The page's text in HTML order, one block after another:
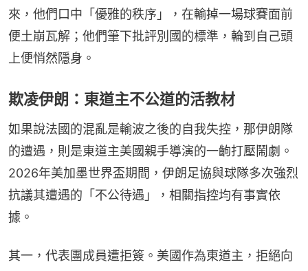
來，他們口中「優雅的秩序」，在輸掉一場球賽面前
便土崩瓦解；他們筆下批評別國的標準，輪到自己頭
上便悄然隱身。
欺凌伊朗：東道主不公道的活教材
如果說法國的混亂是輸波之後的自我失控，那伊朗隊
的遭遇，則是東道主美國親手導演的一齣打壓鬧劇。
2026年美加墨世界盃期間，伊朗足協與球隊多次強烈
抗議其遭遇的「不公待遇」，相關指控均有事實依
據。
其一，代表團成員遭拒簽。美國作為東道主，拒絕向